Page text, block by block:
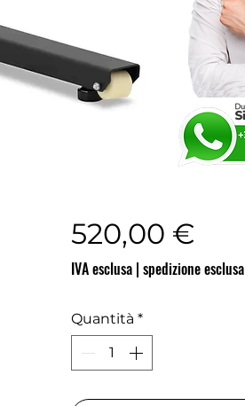
520,00 €
IVA esclusa| spedizione esclusa
Quantità *